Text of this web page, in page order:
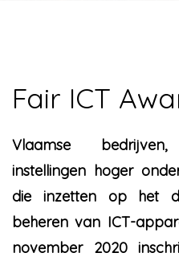
Fair ICT
Vlaamse bedrijven,
instellingen hoger
die inzetten op het
beheren van ICT-
november 2020